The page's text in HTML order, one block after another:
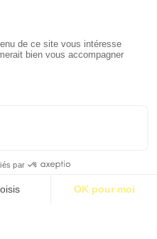
nous ?
légales |Politique de confidentialité
S’abonner